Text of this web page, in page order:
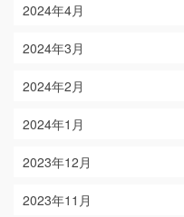
2024年4月
2024年3月
2024年2月
2024年1月
2023年12月
2023年11月